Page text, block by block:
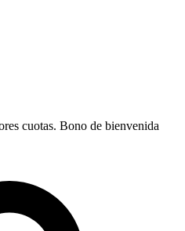
cuotas. Bono de bienvenida